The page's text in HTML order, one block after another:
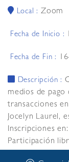
Local :Zoom
Fecha de Inicio :
Fecha de Fin :
Descripción :
medios de
transacciones
Jocelyn Laurel,
Inscripciones
Participación